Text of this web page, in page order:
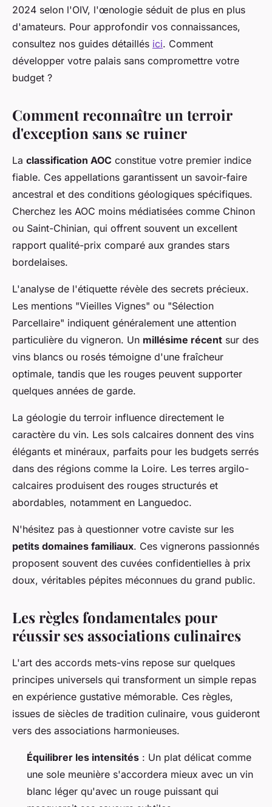
2024 selon l'OIV, l'œnologie séduit de plus en plus
d'amateurs. Pour approfondir vos connaissances,
consultez nos guides détaillés ici. Comment
développer votre palais sans compromettre votre
budget ?
Comment reconnaître un terroir
d'exception sans se ruiner
La classification AOC constitue votre premier indice
fiable. Ces appellations garantissent un savoir-faire
ancestral et des conditions géologiques spécifiques.
Cherchez les AOC moins médiatisées comme Chinon
ou Saint-Chinian, qui offrent souvent un excellent
rapport qualité-prix comparé aux grandes stars
bordelaises.
L'analyse de l'étiquette révèle des secrets précieux.
Les mentions "Vieilles Vignes" ou "Sélection
Parcellaire" indiquent généralement une attention
particulière du vigneron. Un millésime récent sur des
vins blancs ou rosés témoigne d'une fraîcheur
optimale, tandis que les rouges peuvent supporter
quelques années de garde.
La géologie du terroir influence directement le
caractère du vin. Les sols calcaires donnent des vins
élégants et minéraux, parfaits pour les budgets serrés
dans des régions comme la Loire. Les terres argilo-
calcaires produisent des rouges structurés et
abordables, notamment en Languedoc.
N'hésitez pas à questionner votre caviste sur les
petits domaines familiaux. Ces vignerons passionnés
proposent souvent des cuvées confidentielles à prix
doux, véritables pépites méconnues du grand public.
Les règles fondamentales pour
réussir ses associations culinaires
L'art des accords mets-vins repose sur quelques
principes universels qui transforment un simple repas
en expérience gustative mémorable. Ces règles,
issues de siècles de tradition culinaire, vous guideront
vers des associations harmonieuses.
Équilibrer les intensités : Un plat délicat comme
une sole meunière s'accordera mieux avec un vin
blanc léger qu'avec un rouge puissant qui